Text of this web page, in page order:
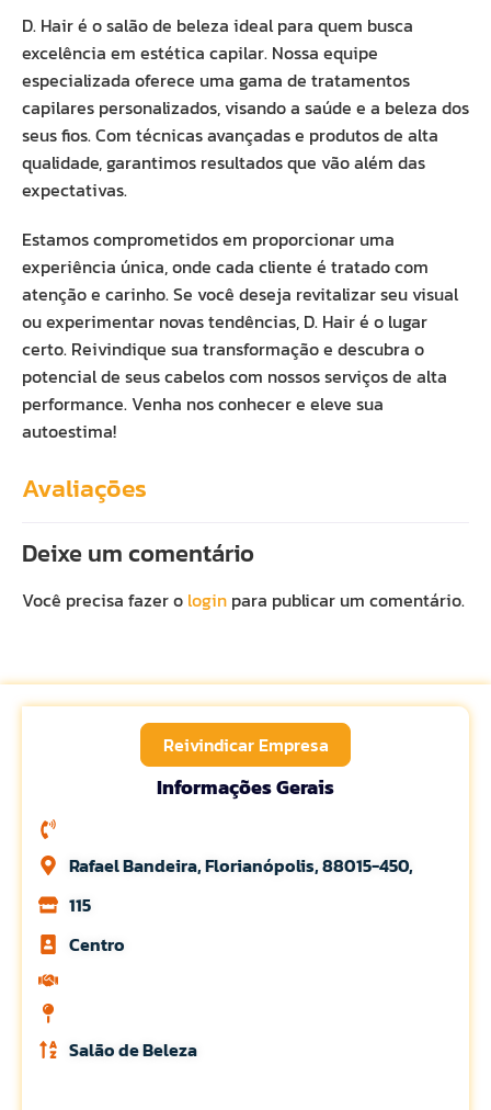
D. Hair é o salão de beleza ideal para quem busca
excelência em estética capilar. Nossa equipe
especializada oferece uma gama de tratamentos
capilares personalizados, visando a saúde e a beleza dos
seus fios. Com técnicas avançadas e produtos de alta
qualidade, garantimos resultados que vão além das
expectativas.
Estamos comprometidos em proporcionar uma
experiência única, onde cada cliente é tratado com
atenção e carinho. Se você deseja revitalizar seu visual
ou experimentar novas tendências, D. Hair é o lugar
certo. Reivindique sua transformação e descubra o
potencial de seus cabelos com nossos serviços de alta
performance. Venha nos conhecer e eleve sua
autoestima!
Avaliações
Deixe um comentário
Você precisa fazer o login para publicar um comentário.
Reivindicar Empresa
Informações Gerais
Rafael Bandeira, Florianópolis, 88015-450,
115
Centro
Salão de Beleza